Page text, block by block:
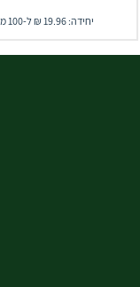
יחידה: 19.96 ₪ ל-100 מ"ל